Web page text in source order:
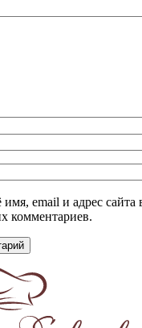
email и адрес сайта
комментариев.